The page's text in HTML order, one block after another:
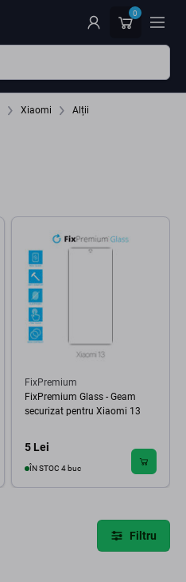
0
Xiaomi Alții
FixPremium
FixPremium Glass - Geam
securizat pentru Xiaomi 13
5 Lei
ÎN STOC 4 buc
Filtru